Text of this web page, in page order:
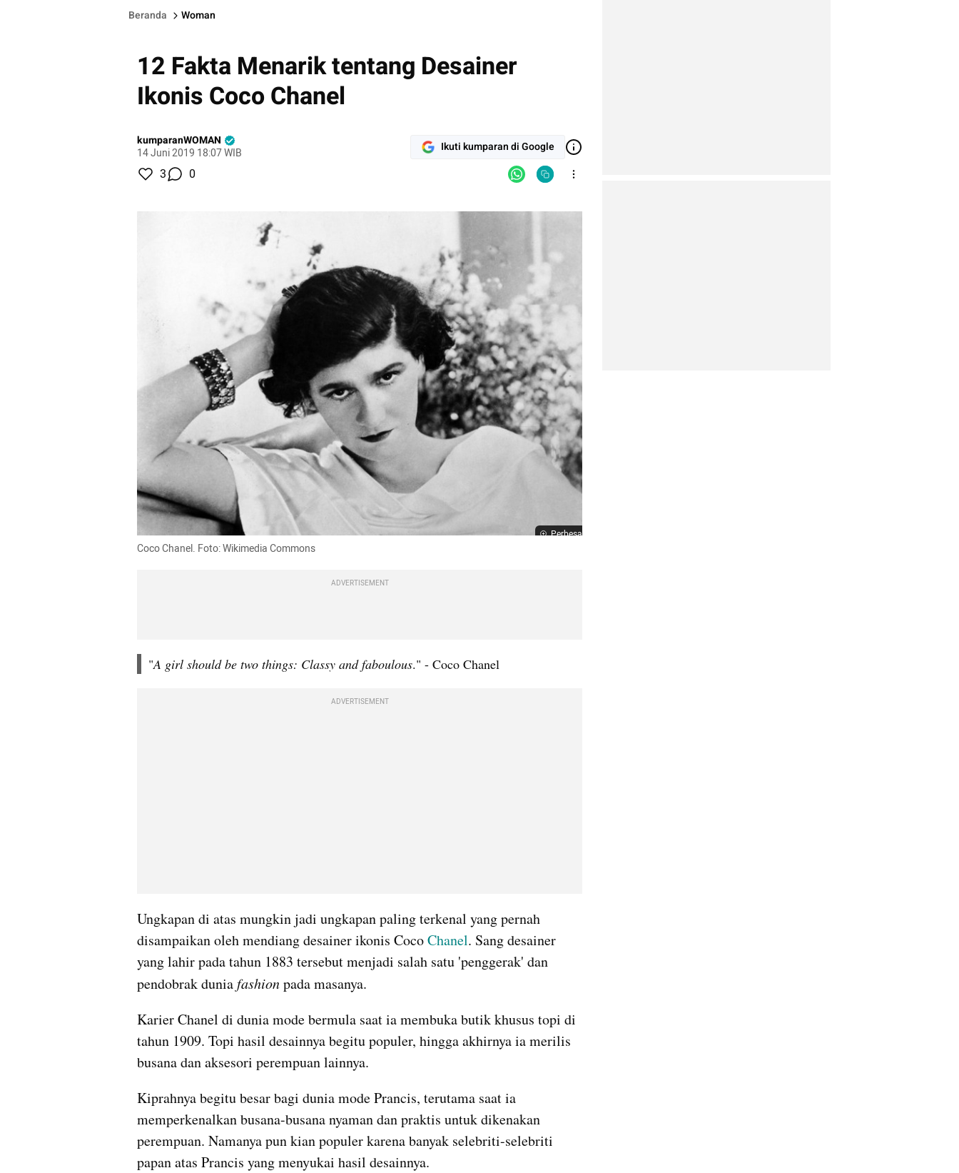
Beranda Woman
12 Fakta Menarik tentang Desainer
Ikonis Coco Chanel
kumparanWOMAN
14 Juni 2019 18:07 WIB
Ikuti kumparan di Google
3 0
Perbesar
Coco Chanel. Foto: Wikimedia Commons
ADVERTISEMENT
"A girl should be two things: Classy and faboulous." - Coco Chanel
ADVERTISEMENT
Ungkapan di atas mungkin jadi ungkapan paling terkenal yang pernah
disampaikan oleh mendiang desainer ikonis Coco Chanel. Sang desainer
yang lahir pada tahun 1883 tersebut menjadi salah satu 'penggerak' dan
pendobrak dunia fashion pada masanya.
Karier Chanel di dunia mode bermula saat ia membuka butik khusus topi di
tahun 1909. Topi hasil desainnya begitu populer, hingga akhirnya ia merilis
busana dan aksesori perempuan lainnya.
Kiprahnya begitu besar bagi dunia mode Prancis, terutama saat ia
memperkenalkan busana-busana nyaman dan praktis untuk dikenakan
perempuan. Namanya pun kian populer karena banyak selebriti-selebriti
papan atas Prancis yang menyukai hasil desainnya.